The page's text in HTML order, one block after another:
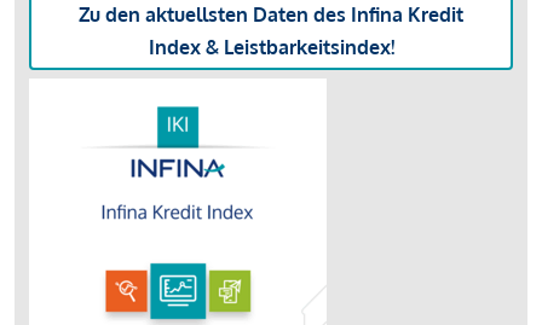
Zu den aktuellsten Daten des Infina Kredit
Index & Leistbarkeitsindex!